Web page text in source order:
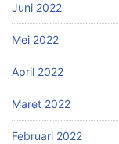
Juni 2022
Mei 2022
April 2022
Maret 2022
Februari 2022